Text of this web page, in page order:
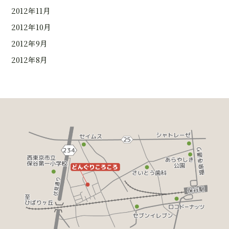
2012年11月
2012年10月
2012年9月
2012年8月